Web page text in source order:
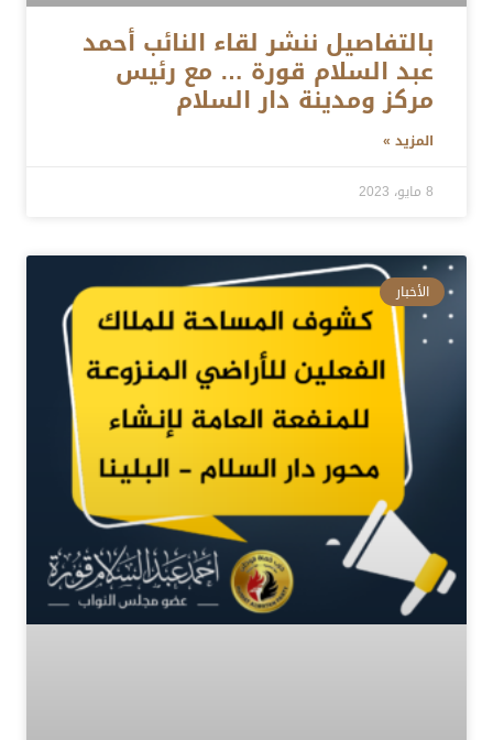
بالتفاصيل ننشر لقاء النائب أحمد
عبد السلام قورة … مع رئيس
مركز ومدينة دار السلام
المزيد »
8 مايو، 2023
الأخبار